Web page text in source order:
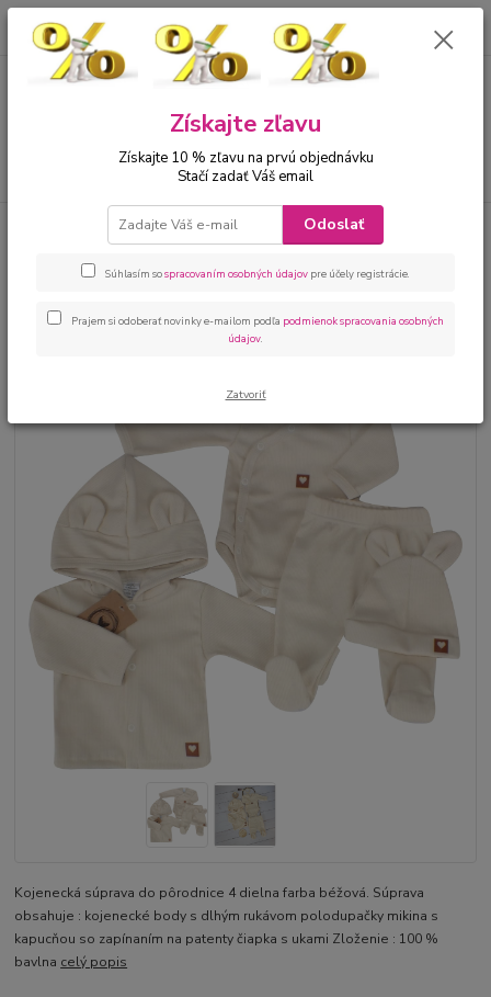
00421 905 612848 za0 €
Detské oblečenie do pôrodnice
Súprava do pôrodnice 4
Súprava do pôrodnice 4 dielna
béžová
Kojenecká súprava do pôrodnice 4 dielna farba béžová. Súprava
obsahuje : kojenecké body s dlhým rukávom polodupačky mikina s
kapucňou so zapínaním na patenty čiapka s ukami Zloženie : 100 %
bavlna celý popis
Získajte zľavu
Získajte 10 % zľavu na prvú objednávku
Stačí zadať Váš email
Odoslať
Súhlasím sospracovaním osobných údajov pre účely registrácie.
Prajem si odoberať novinky e-mailom podľa podmienok spracovania osobných
údajov.
Zatvoriť